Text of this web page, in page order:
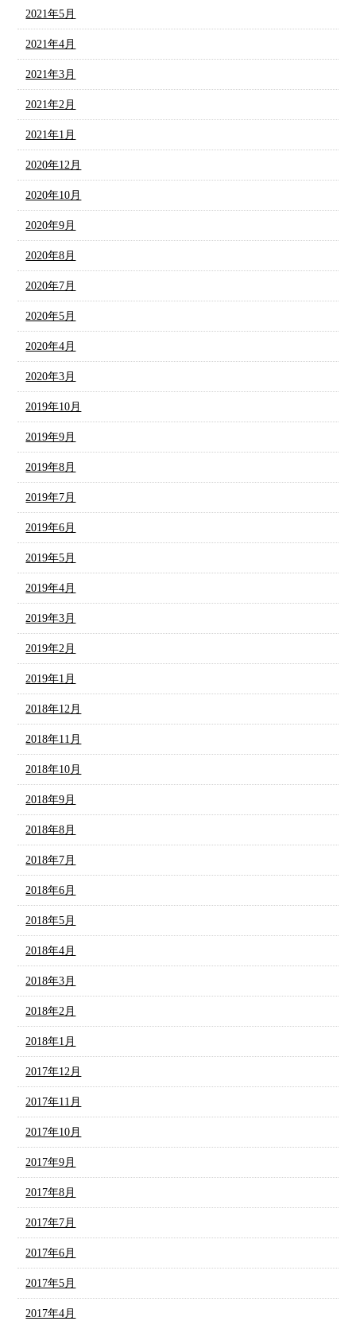
2021年5月
2021年4月
2021年3月
2021年2月
2021年1月
2020年12月
2020年10月
2020年9月
2020年8月
2020年7月
2020年5月
2020年4月
2020年3月
2019年10月
2019年9月
2019年8月
2019年7月
2019年6月
2019年5月
2019年4月
2019年3月
2019年2月
2019年1月
2018年12月
2018年11月
2018年10月
2018年9月
2018年8月
2018年7月
2018年6月
2018年5月
2018年4月
2018年3月
2018年2月
2018年1月
2017年12月
2017年11月
2017年10月
2017年9月
2017年8月
2017年7月
2017年6月
2017年5月
2017年4月